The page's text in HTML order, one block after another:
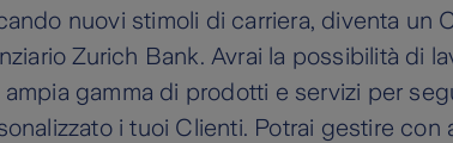
nuovi stimoli di carriera, diventa un
Zurich Bank. Avrai la possibilità di
ampia gamma di prodotti e servizi per
i tuoi Clienti. Potrai gestire con